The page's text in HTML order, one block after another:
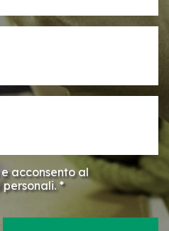
acconsento al
*